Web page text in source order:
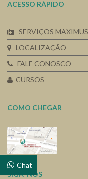
ACESSO RÁPIDO
SERVIÇOS MAXIMUS
LOCALIZAÇÃO
FALE CONOSCO
CURSOS
COMO CHEGAR
SIGA-NOS
Chat